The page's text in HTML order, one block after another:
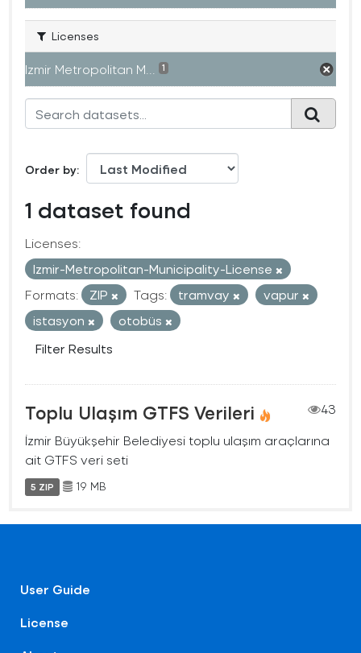
Licenses
Izmir Metropolitan M... 1
Order by
1 dataset found
Licenses:
Izmir-Metropolitan-Municipality-License
Formats:
ZIP Tags: tramvay
vapur
istasyon
otobüs
Filter Results
Toplu Ulaşım GTFS Verileri
43
İzmir Büyükşehir Belediyesi toplu ulaşım araçlarına
ait GTFS veri seti
5 ZIP 19 MB
User Guide
License